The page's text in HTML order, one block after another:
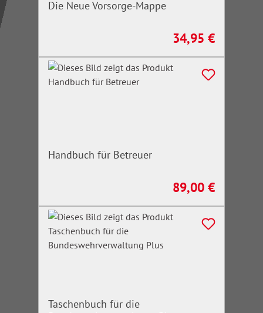
Die Neue Vorsorge-Mappe
Regulärer Preis:
34,95 €
Handbuch für Betreuer
Regulärer Preis:
89,00 €
Taschenbuch für die